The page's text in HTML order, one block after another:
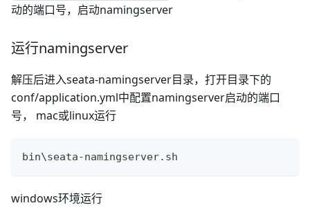
动的端口号，启动namingserver
运行namingserver
解压后进入seata-namingserver目录，打开目录下的
conf/application.yml中配置namingserver启动的端口
号， mac或linux运行
bin\seata-namingserver.sh
windows环境运行